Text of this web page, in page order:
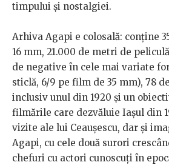
timpului și nostalgiei.
Arhiva Agapi e colosală: conține
16 mm, 21.000 de metri de
de negative în cele mai variate
sticlă, 6/9 pe film de 35 mm), 78
inclusiv unul din 1920 și un
filmările care dezvăluie Iașul din
vizite ale lui Ceaușescu, dar și
Agapi, cu cele două surori
chefuri cu actori cunoscuți în